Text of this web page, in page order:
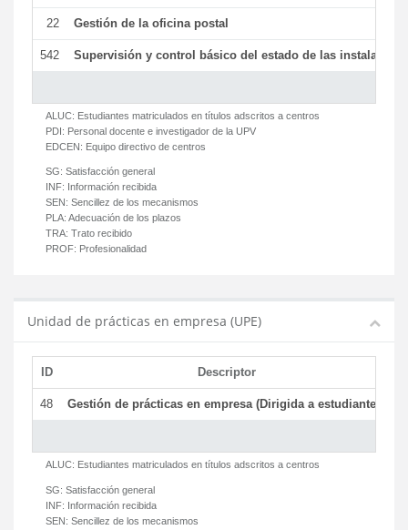
22 Gestión de la oficina postal
542 Supervisión y control básico del estado de las
ALUC: Estudiantes matriculados en títulos adscritos a centros
PDI: Personal docente e investigador de la UPV
EDCEN: Equipo directivo de centros
SG: Satisfacción general
INF: Información recibida
SEN: Sencillez de los mecanismos
PLA: Adecuación de los plazos
TRA: Trato recibido
PROF: Profesionalidad
Unidad de prácticas en empresa (UPE)
ID Descriptor
48 Gestión de prácticas en empresa (Dirigida a estudiantes)
ALUC: Estudiantes matriculados en títulos adscritos a centros
SG: Satisfacción general
INF: Información recibida
SEN: Sencillez de los mecanismos